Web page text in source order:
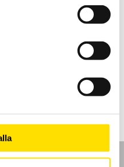
PEL112, PEL113, PEL115,
CA8335, CA8336, CA83435.